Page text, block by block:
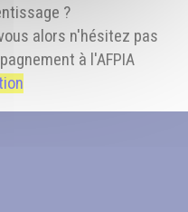
?
alors n'hésitez pas
à l'AFPIA